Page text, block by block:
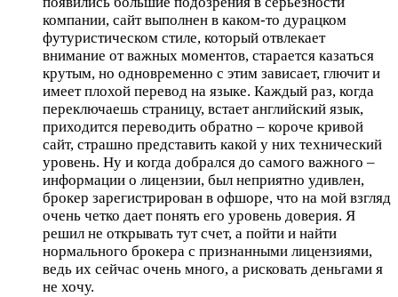
компании, сайт выполнен в каком-то дурацком
футуристическом стиле, который отвлекает
внимание от важных моментов, старается казаться
крутым, но одновременно с этим зависает, глючит и
имеет плохой перевод на языке. Каждый раз, когда
переключаешь страницу, встает английский язык,
приходится переводить обратно – короче кривой
сайт, страшно представить какой у них технический
уровень. Ну и когда добрался до самого важного –
информации о лицензии, был неприятно удивлен,
брокер зарегистрирован в офшоре, что на мой взгляд
очень четко дает понять его уровень доверия. Я
решил не открывать тут счет, а пойти и найти
нормального брокера с признанными лицензиями,
ведь их сейчас очень много, а рисковать деньгами я
не хочу.